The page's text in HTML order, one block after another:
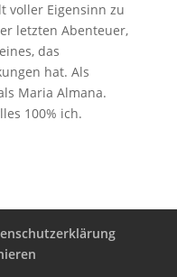
voller Eigensinn zu
letzten Abenteuer,
das
hat. Als
Maria Almana.
100% ich.